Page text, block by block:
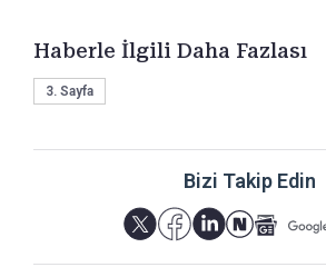
Haberle İlgili Daha Fazlası
3. Sayfa
Bizi Takip Edin